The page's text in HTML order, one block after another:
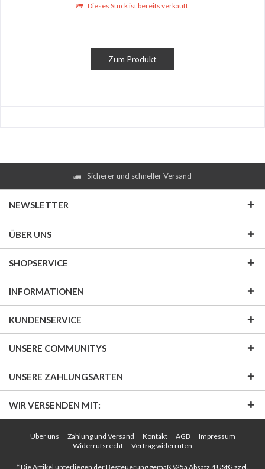
Dieses Stück ist bereits verkauft.
Zum Produkt
Sicherer und schneller Versand
NEWSLETTER
ÜBER UNS
SHOPSERVICE
INFORMATIONEN
KUNDENSERVICE
UNSERE COMMUNITYS
UNSERE ZAHLUNGSARTEN
WIR VERSENDEN MIT:
Über uns Zahlung und Versand Kontakt AGB
Impressum
Widerrufsrecht
Vertrag widerrufen
* Die Artikel unterliegen der Besteuerung gemäß §25a Absatz 4 UStG zzgl.